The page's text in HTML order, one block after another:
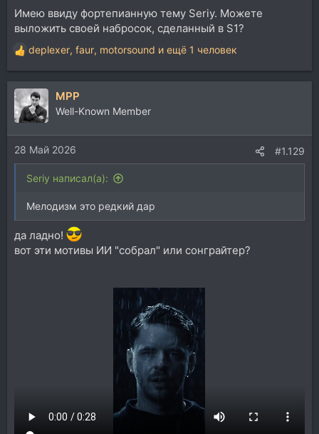
Имею ввиду фортепианную тему Seriy. Можете
выложить своей набросок, сделанный в S1?
Р
е
а
к
ц
и
и
:
deplexer, faur, motorsound и ещё 1 человек
MPP
Well-Known Member
28 Май 2026 #1.129
Seriy написал(а):
Мелодизм это редкий дар
да ладно!
вот эти мотивы ИИ "собрал" или сонграйтер?